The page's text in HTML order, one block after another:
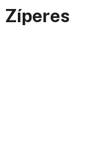
Zíperes